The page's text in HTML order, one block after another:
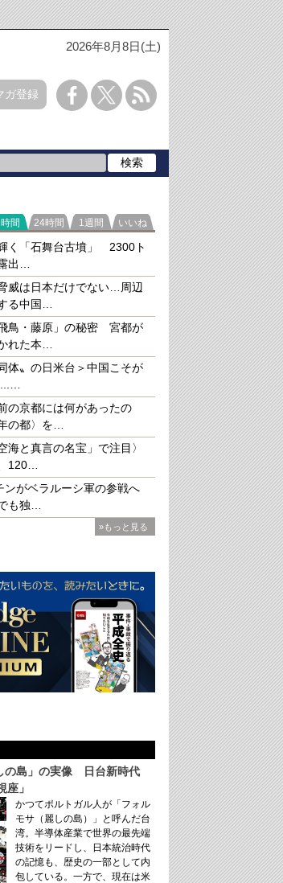
2026年8月8日(土)
ガ登録
ランキング
間 24時間 1週間 いいね
く「石舞台古墳」 2300ト
出…
威は日本だけでない…周辺
る中国…
鳥・藤原」の秘密 宮都が
れた本…
体〟の日米台＞中国こそが
の京都には何があったの
の都〉を…
海と真言の名宝」で注目〉
120…
ンがベラルーシ軍の参戦へ
も独…
»もっと見る
の島」の実像 日台新時代
座」
かつてポルトガル人が「フォル
モサ（麗しの島）」と呼んだ台
湾。半導体産業で世界の最先端
技術をリードし、日本統治時代
の記憶も、歴史の一部として内
包している。一方で、現在は米